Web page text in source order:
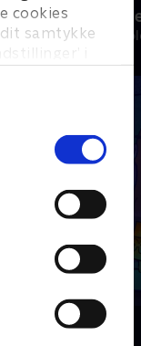
cookies
samtykke
i
Katrine
Børne-